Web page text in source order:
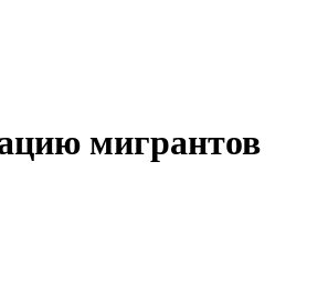
мигрантов